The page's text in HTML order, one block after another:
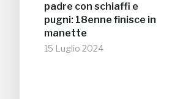
padre con schiaffi e
pugni: 18enne finisce in
manette
15 Luglio 2024